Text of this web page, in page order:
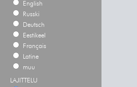
English
Russki
Deutsch
Eestikeel
Français
Latine
muu
LAJITTELU